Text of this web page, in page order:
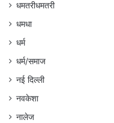
धमतरीधमतरी
धमधा
धर्म
धर्म/समाज
नई दिल्ली
नवकेशा
नालेज